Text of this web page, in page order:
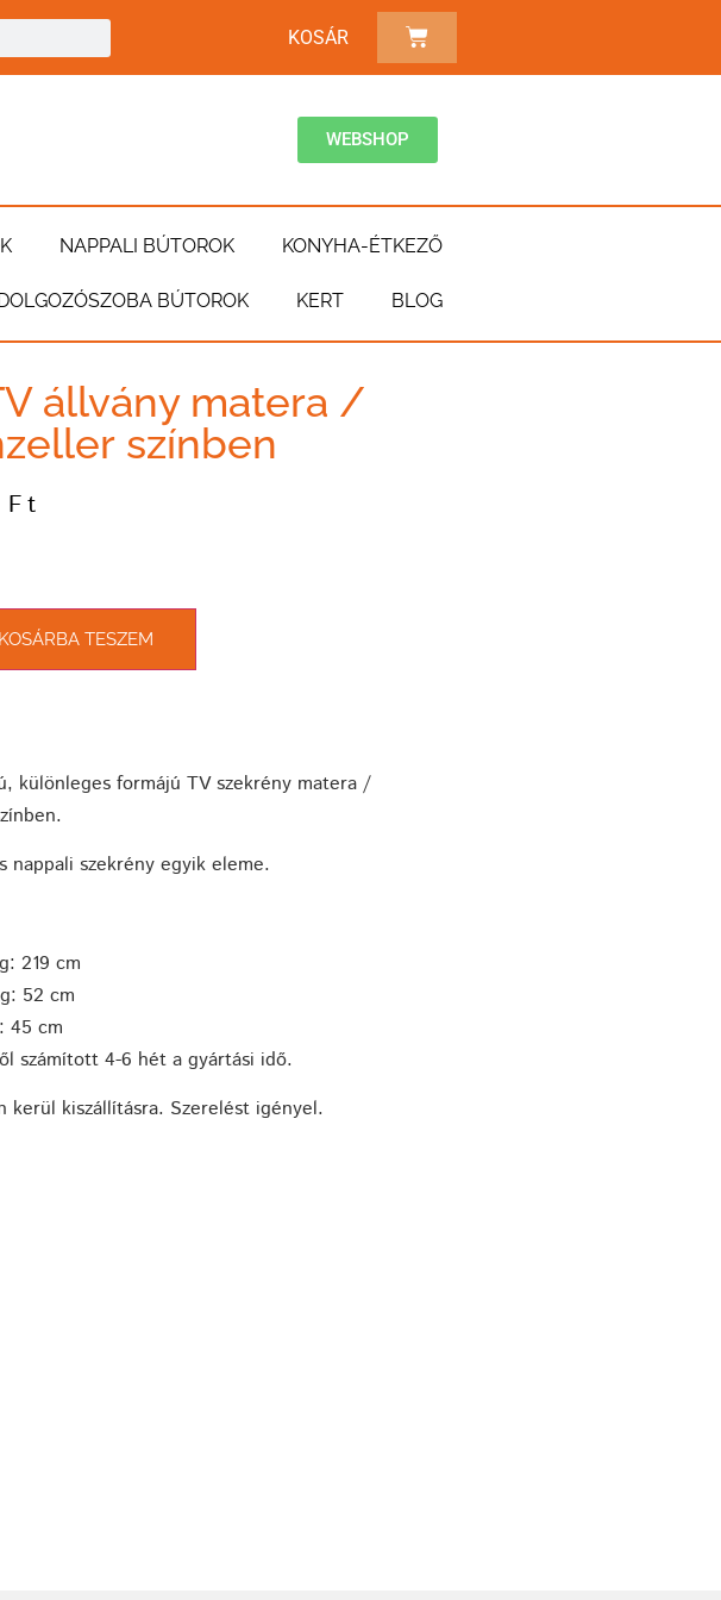
KOSÁR
WEBSHOP
NAPPALI BÚTOROK KONYHA-ÉTKEZŐ
BÚTOROK KERT BLOG
állvány matera /
színben
Ft
KOSÁRBA TESZEM
különleges formájú TV szekrény matera /
nappali szekrény egyik eleme.
219 cm
52 cm
45 cm
számított 4-6 hét a gyártási idő.
kerül kiszállításra. Szerelést igényel.